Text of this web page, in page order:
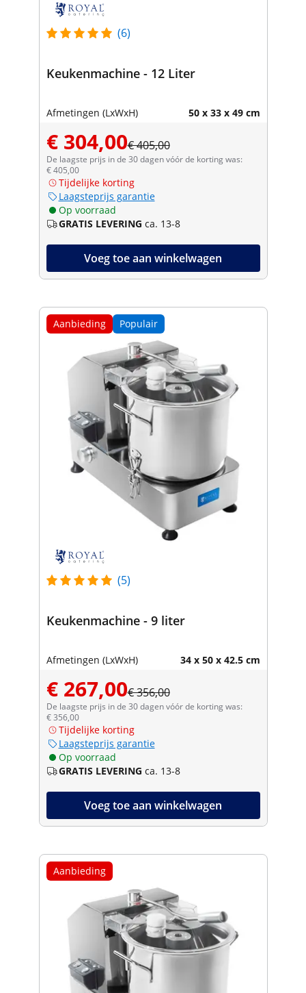
(6)
Keukenmachine - 12 Liter
Afmetingen (LxWxH) 50 x 33 x 49 cm
€ 304,00€ 405,00
De laagste prijs in de 30 dagen vóór de korting was:
€ 405,00
Tijdelijke korting
Laagsteprijs garantie
Op voorraad
GRATIS LEVERING ca. 13-8
Voeg toe aan winkelwagen
Aanbieding Populair
(5)
Keukenmachine - 9 liter
Afmetingen (LxWxH) 34 x 50 x 42.5 cm
€ 267,00€ 356,00
De laagste prijs in de 30 dagen vóór de korting was:
€ 356,00
Tijdelijke korting
Laagsteprijs garantie
Op voorraad
GRATIS LEVERING ca. 13-8
Voeg toe aan winkelwagen
Aanbieding